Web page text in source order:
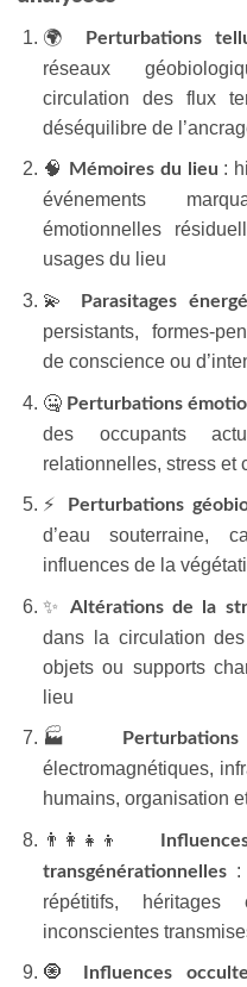
🌍 Perturbations
réseaux
circulation des flux
déséquilibre de
🧠 Mémoires du lieu :
événements
émotionnelles
usages du lieu
💫 Parasitages
persistants, formes-
de conscience ou
🤐 Perturbations
des occupants
relationnelles, stress et
⚡ Perturbations
d’eau souterraine,
influences de la
✨Altérations de la
dans la circulation
objets ou supports
lieu
🏭
électromagnétiques,
humains, organisation
👨‍👩‍👧‍👦
transgénérationnelles:
répétitifs, héritages
inconscientes
🧿 Influences